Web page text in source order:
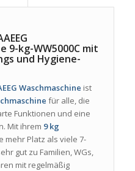
9-kg-WW5000C mit
und Hygiene-
Waschmaschine ist
für alle, die
Funktionen und eine
Mit ihrem 9 kg
mehr Platz als viele 7-
gut zu Familien, WGs,
mit regelmäßig